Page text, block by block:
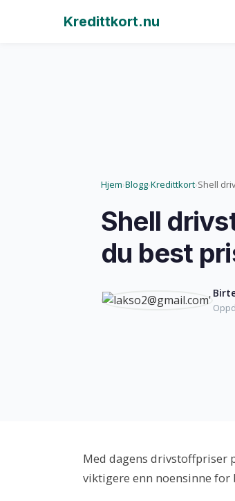
Kredittkort.nu
Hjem›Blogg›Kredittkort›Shell
Shell
du best
Med dagens drivstoffpriser
viktigere enn noensinne for